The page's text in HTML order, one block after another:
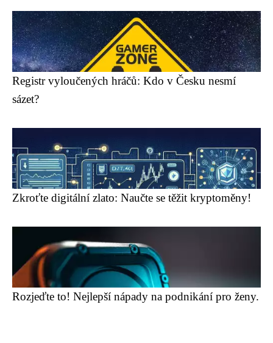
Registr vyloučených hráčů: Kdo v Česku nesmí
sázet?
Zkroťte digitální zlato: Naučte se těžit kryptoměny!
Rozjeďte to! Nejlepší nápady na podnikání pro ženy.